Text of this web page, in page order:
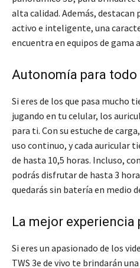
alta calidad. Además, destacan
activo e inteligente, una
encuentra en equipos de gama
Autonomía para todo
Si eres de los que pasa mucho
jugando en tu celular, los
para ti. Con su estuche de
uso continuo, y cada auricular
de hasta 10,5 horas. Incluso,
podrás disfrutar de hasta 3
quedarás sin batería en medio
La mejor experiencia
Si eres un apasionado de los
TWS 3e de vivo te brindarán